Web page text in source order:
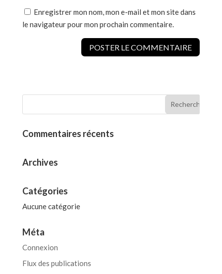
Enregistrer mon nom, mon e-mail et mon site dans
le navigateur pour mon prochain commentaire.
Commentaires récents
Archives
Catégories
Aucune catégorie
Méta
Connexion
Flux des publications